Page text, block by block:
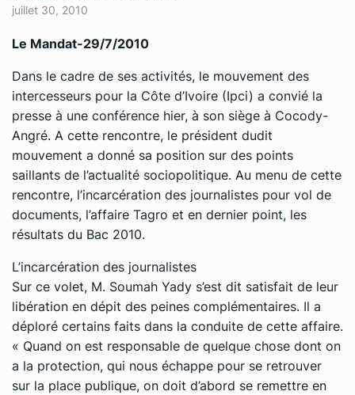
juillet 30, 2010
Le Mandat-29/7/2010
Dans le cadre de ses activités, le mouvement des
intercesseurs pour la Côte d’Ivoire (Ipci) a convié la
presse à une conférence hier, à son siège à Cocody-
Angré. A cette rencontre, le président dudit
mouvement a donné sa position sur des points
saillants de l’actualité sociopolitique. Au menu de cette
rencontre, l’incarcération des journalistes pour vol de
documents, l’affaire Tagro et en dernier point, les
résultats du Bac 2010.
L’incarcération des journalistes
Sur ce volet, M. Soumah Yady s’est dit satisfait de leur
libération en dépit des peines complémentaires. Il a
déploré certains faits dans la conduite de cette affaire.
« Quand on est responsable de quelque chose dont on
a la protection, qui nous échappe pour se retrouver
sur la place publique, on doit d’abord se remettre en